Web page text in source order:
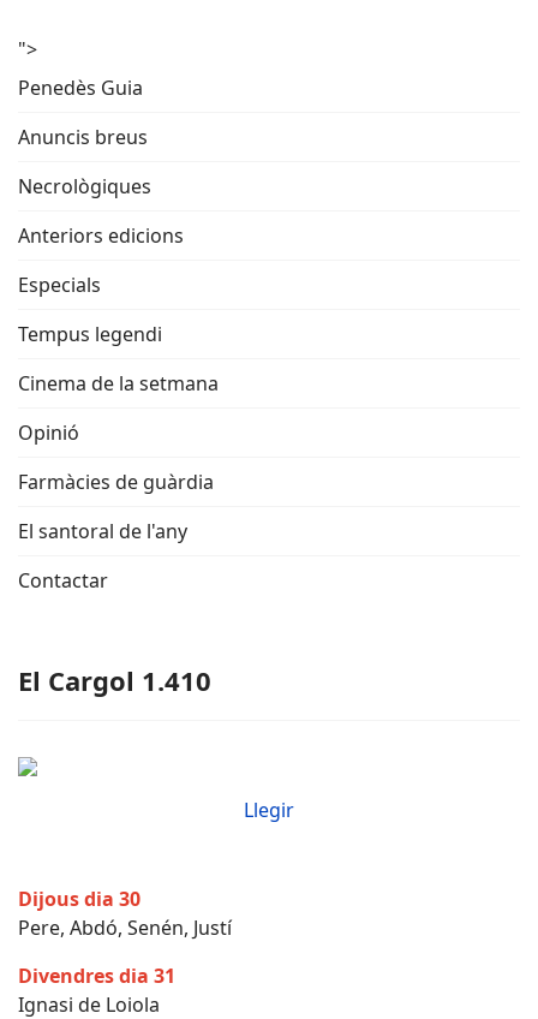
">
Penedès Guia
Anuncis breus
Necrològiques
Anteriors edicions
Especials
Tempus legendi
Cinema de la setmana
Opinió
Farmàcies de guàrdia
El santoral de l'any
Contactar
El Cargol 1.410
Llegir
Dijous dia 30
Pere, Abdó, Senén, Justí
Divendres dia 31
Ignasi de Loiola